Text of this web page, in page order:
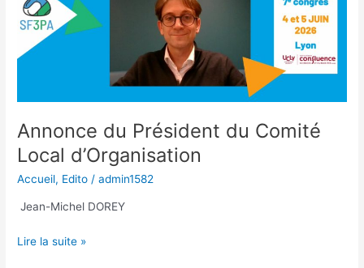
mouvement
pour
une
éthique
Annonce du Président du Comité
Local d’Organisation
Accueil, Edito /admin1582
Jean-Michel DOREY
Annonce
Lire la suite »